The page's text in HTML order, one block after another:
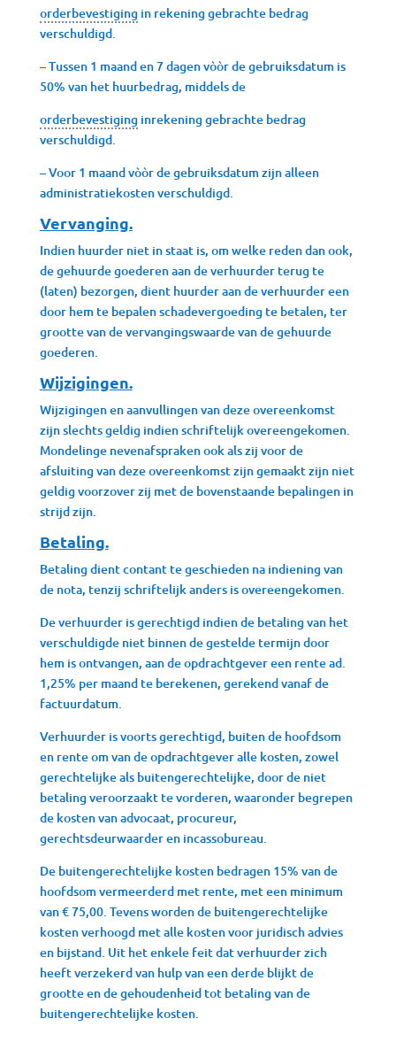
orderbevestigingin rekening gebrachte bedrag
verschuldigd.
– Tussen 1 maand en 7 dagen vòòr de gebruiksdatum is
50% van het huurbedrag, middels de
orderbevestiginginrekening gebrachte bedrag
verschuldigd.
– Voor 1 maand vòòr de gebruiksdatum zijn alleen
administratiekosten verschuldigd.
Vervanging.
Indien huurder niet in staat is, om welke reden dan ook,
de gehuurde goederen aan de verhuurder terug te
(laten) bezorgen, dient huurder aan de verhuurder een
door hem te bepalen schadevergoeding te betalen, ter
grootte van de vervangingswaarde van de gehuurde
goederen.
Wijzigingen.
Wijzigingen en aanvullingen van deze overeenkomst
zijn slechts geldig indien schriftelijk overeengekomen.
Mondelinge nevenafspraken ook als zij voor de
afsluiting van deze overeenkomst zijn gemaakt zijn niet
geldig voorzover zij met de bovenstaande bepalingen in
strijd zijn.
Betaling.
Betaling dient contant te geschieden na indiening van
de nota, tenzij schriftelijk anders is overeengekomen.
De verhuurder is gerechtigd indien de betaling van het
verschuldigde niet binnen de gestelde termijn door
hem is ontvangen, aan de opdrachtgever een rente ad.
1,25% per maand te berekenen, gerekend vanaf de
factuurdatum.
Verhuurder is voorts gerechtigd, buiten de hoofdsom
en rente om van de opdrachtgever alle kosten, zowel
gerechtelijke als buitengerechtelijke, door de niet
betaling veroorzaakt te vorderen, waaronder begrepen
de kosten van advocaat, procureur,
gerechtsdeurwaarder en incassobureau.
De buitengerechtelijke kosten bedragen 15% van de
hoofdsom vermeerderd met rente, met een minimum
van € 75,00. Tevens worden de buitengerechtelijke
kosten verhoogd met alle kosten voor juridisch advies
en bijstand. Uit het enkele feit dat verhuurder zich
heeft verzekerd van hulp van een derde blijkt de
grootte en de gehoudenheid tot betaling van de
buitengerechtelijke kosten.